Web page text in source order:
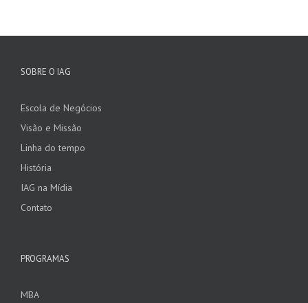
SOBRE O IAG
Escola de Negócios
Visão e Missão
Linha do tempo
História
IAG na Mídia
Contato
PROGRAMAS
MBA